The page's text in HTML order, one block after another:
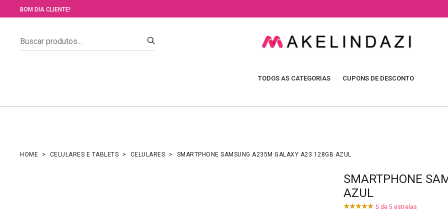
BOM DIA CLIENTE!
TODOS AS CATEGORIAS CUPONS DE DESCONTO
HOME CELULARES E TABLETS CELULARES SMARTPHONE SAMSUNG A235M GALAXY A23 128GB AZUL
SMARTPHONE
AZUL
5 de 5 estrelas